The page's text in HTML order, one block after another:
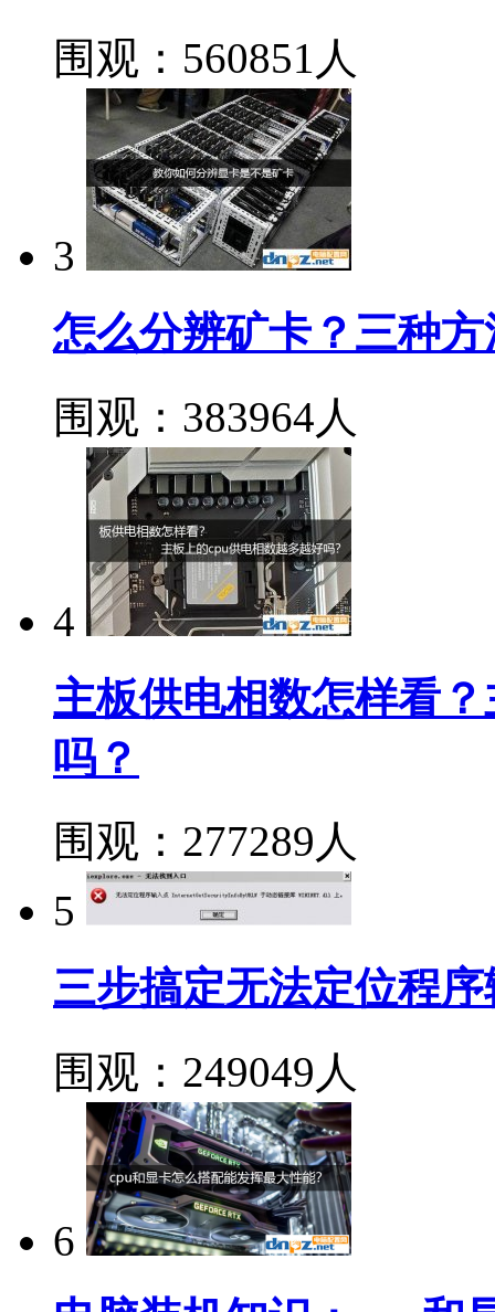
围观：560851人
3
怎么分辨矿卡？三种
围观：383964人
4
主板供电相数怎样看
吗？
围观：277289人
5
三步搞定无法定位程
围观：249049人
6